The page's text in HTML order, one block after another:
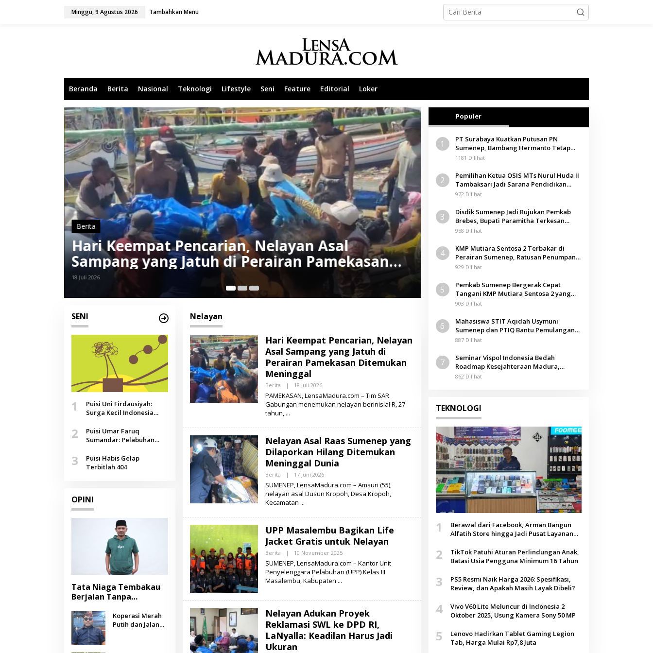
Minggu, 9 Agustus 2026 Tambahkan Menu
Beranda Berita Nasional Teknologi Lifestyle Seni Feature Editorial Loker
Berita
Nelayan Asal Raas Sumenep yang Dilaporkan
Hilang Ditemukan Meninggal Dunia
17 Juni 2026
Berita
UPP Masalembu Bagikan Life
untuk Nelayan
SENI
1
Puisi Uni Firdausiyah:
Surga Kecil Indonesia
Doa yang Jauh, Narasi
Agustus
2
Puisi Umar Faruq
Sumandar: Pelabuhan
Selendang Benang Merah
Lombang
3
Puisi Habis Gelap
Terbitlah 404
OPINI
Tata Niaga Tembakau
Berjalan Tanpa
Negara Berpihak
kepada Petani?
Koperasi Merah
Putih dan Jalan
Nelayan
Hari Keempat Pencarian, Nelayan
Asal Sampang yang Jatuh di
Perairan Pamekasan Ditemukan
Meninggal
Berita | 18 Juli 2026O
E
H
M
A
U
R
PAMEKASAN, LensaMadura.com – Tim SAR
Gabungan menemukan nelayan berinisial R, 27
tahun,
Nelayan Asal Raas Sumenep yang
Dilaporkan Hilang Ditemukan
Meninggal Dunia
Berita | 17 Juni 2026O
E
H
A
M
A
U
R
A
SUMENEP, LensaMadura.com – Amsuri (55),
nelayan asal Dusun Kropoh, Desa Kropoh,
Kecamatan
UPP Masalembu Bagikan Life
Jacket Gratis untuk Nelayan
Berita | 10 November 2025O
E
H
S
M
D
U
R
SUMENEP, LensaMadura.com – Kantor Unit
Penyelenggara Pelabuhan (UPP) Kelas III
Masalembu, Kabupaten
Nelayan Adukan Proyek
Reklamasi SWL ke DPD RI,
LaNyalla: Keadilan Harus Jadi
Ukuran
Populer
1
PT Surabaya Kuatkan Putusan PN
Sumenep, Bambang Hermanto Tetap
Dinyatakan Pemilik Sah Tanah di
1181 Dilihat
2
Pemilihan Ketua OSIS MTs Nurul Huda II
Tambaksari Jadi Sarana Pendidikan
Demokrasi bagi Siswa
972 Dilihat
3
Disdik Sumenep Jadi Rujukan Pemkab
Brebes, Bupati Paramitha Terkesan
Pendidikan Berbasis Budaya
958 Dilihat
4
KMP Mutiara Sentosa 2 Terbakar di
Perairan Sumenep, Ratusan Penumpang
Dievakuasi
929 Dilihat
5
Pemkab Sumenep Bergerak Cepat
Tangani KMP Mutiara Sentosa 2 yang
Terbakar
903 Dilihat
6
Mahasiswa STIT Aqidah Usymuni
Sumenep dan PTIQ Bantu Pemulangan
Jenazah WNI Asal Aceh di Malaysia
887 Dilihat
7
Seminar Vispol Indonesia Bedah
Roadmap Kesejahteraan Madura,
Pendidikan dan Hilirisasi Jadi Kunci
862 Dilihat
TEKNOLOGI
1
Berawal dari Facebook, Arman Bangun
Alfatih Store hingga Jadi Pusat Layanan
2
TikTok Patuhi Aturan Perlindungan Anak,
Batasi Usia Pengguna Minimum 16 Tahun
3
PS5 Resmi Naik Harga 2026: Spesifikasi,
Review, dan Apakah Masih Layak Dibeli?
4
Vivo V60 Lite Meluncur di Indonesia 2
Oktober 2025, Usung Kamera Sony 50 MP
5
Lenovo Hadirkan Tablet Gaming Legion
Tab, Harga Mulai Rp7,8 Juta